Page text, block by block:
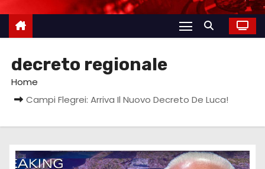
decreto regionale
Home
Campi Flegrei: Arriva Il Nuovo Decreto De Luca!